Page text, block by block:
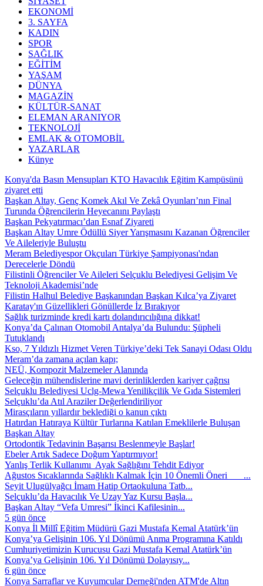
EKONOMİ
3. SAYFA
KADIN
SPOR
SAĞLIK
EĞİTİM
YAŞAM
DÜNYA
MAGAZİN
KÜLTÜR-SANAT
ELEMAN ARANIYOR
TEKNOLOJİ
EMLAK & OTOMOBİL
YAZARLAR
Künye
Konya'da Basın Mensupları KTO Havacılık Eğitim Kampüsünü
ziyaret etti
Başkan Altay, Genç Komek Akıl Ve Zekâ Oyunları’nın Final
Turunda Öğrencilerin Heyecanını Paylaştı
Başkan Pekyatırmacı’dan Esnaf Ziyareti
Başkan Altay Umre Ödüllü Siyer Yarışmasını Kazanan Öğrenciler
Ve Aileleriyle Buluştu
Meram Belediyespor Okçuları Türkiye Şampiyonası'ndan
Derecelerle Döndü
Filistinli Öğrenciler Ve Aileleri Selçuklu Belediyesi Gelişim Ve
Teknoloji Akademisi’nde
Filistin Halhul Belediye Başkanından Başkan Kılca’ya Ziyaret
Karatay'ın Güzellikleri Gönüllerde İz Bırakıyor
Sağlık turizminde kredi kartı dolandırıcılığına dikkat!
Konya’da Çalınan Otomobil Antalya’da Bulundu: Şüpheli
Tutuklandı
Kso, 7 Yıldızlı Hizmet Veren Türkiye’deki Tek Sanayi Odası Oldu
Meram’da zamana açılan kapı;
NEÜ, Kompozit Malzemeler Alanında
Geleceğin mühendislerine mavi derinliklerden kariyer çağrısı
Selçuklu Belediyesi Uclg-Mewa Yenilikçilik Ve Gıda Sistemleri
Selçuklu’da Atıl Araziler Değerlendiriliyor
Mirasçıların yıllardır beklediği o kanun çıktı
Hatırdan Hatıraya Kültür Turlarına Katılan Emeklilerle Buluşan
Başkan Altay
Ortodontik Tedavinin Başarısı Beslenmeyle Başlar!
Ebeler Artık Sadece Doğum Yaptırmıyor!
Yanlış Terlik Kullanımı Ayak Sağlığını Tehdit Ediyor
Ağustos Sıcaklarında Sağlıklı Kalmak İçin 10 Önemli Öneri ...
Seyit Ulugülyağcı İmam Hatip Ortaokuluna Tatb...
Selçuklu’da Havacılık Ve Uzay Yaz Kursu Başla...
Başkan Altay “Vefa Umresi” İkinci Kafilesinin...
5 gün önce
Konya İl Millî Eğitim Müdürü Gazi Mustafa Kemal Atatürk’ün
Konya’ya Gelişinin 106. Yıl Dönümü Anma Programına Katıldı
Cumhuriyetimizin Kurucusu Gazi Mustafa Kemal Atatürk’ün
Konya’ya Gelişinin 106. Yıl Dönümü Dolayısıy...
6 gün önce
Konya Sarraflar ve Kuyumcular Derneği'nden ATM'de Altın